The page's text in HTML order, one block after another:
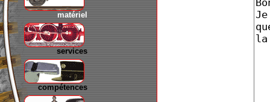
matériel
services
compétences